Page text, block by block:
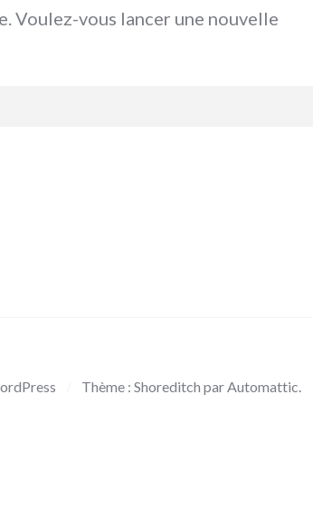
Voulez-vous lancer une nouvelle
Thème : Shoreditch parAutomattic.